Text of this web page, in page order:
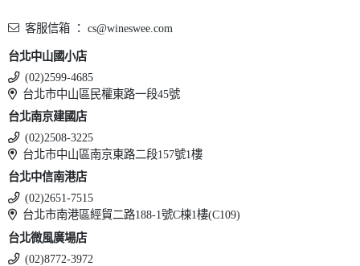
客服信箱 ： cs@wineswee.com
台北中山國小店
(02)2599-4685
台北市中山區民權東路一段45號
台北南京建國店
(02)2508-3225
台北市中山區南京東路二段157號1樓
台北中信南港店
(02)2651-7515
台北市南港區經貿二路188-1號C棟1樓(C109)
台北微風廣場店
(02)8772-3972